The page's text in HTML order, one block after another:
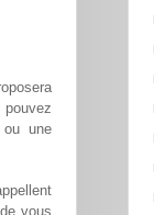
une
vous